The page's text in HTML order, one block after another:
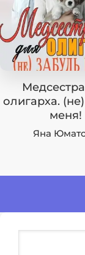
олигарха.
меня!
Яна